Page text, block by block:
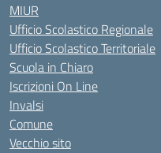
MIUR
Ufficio Scolastico Regionale
Ufficio Scolastico Territoriale
Scuola in Chiaro
Iscrizioni On Line
Invalsi
Comune
Vecchio sito